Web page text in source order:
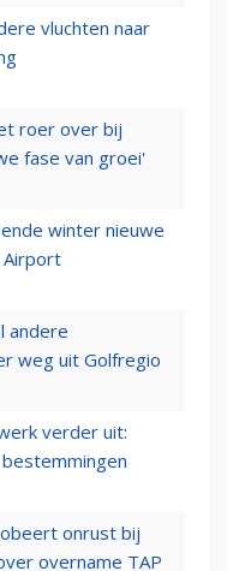
vluchten naar
roer over bij
fase van groei'
winter nieuwe
Airport
andere
weg uit Golfregio
verder uit:
onrust bij
overname TAP